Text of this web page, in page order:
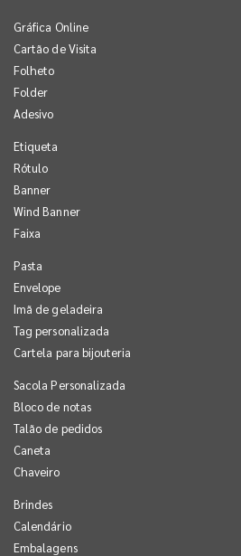
Gráfica Online
Cartão de Visita
Folheto
Folder
Adesivo
Etiqueta
Rótulo
Banner
Wind Banner
Faixa
Pasta
Envelope
Imã de geladeira
Tag personalizada
Cartela para bijouteria
Sacola Personalizada
Bloco de notas
Talão de pedidos
Caneta
Chaveiro
Brindes
Calendário
Embalagens